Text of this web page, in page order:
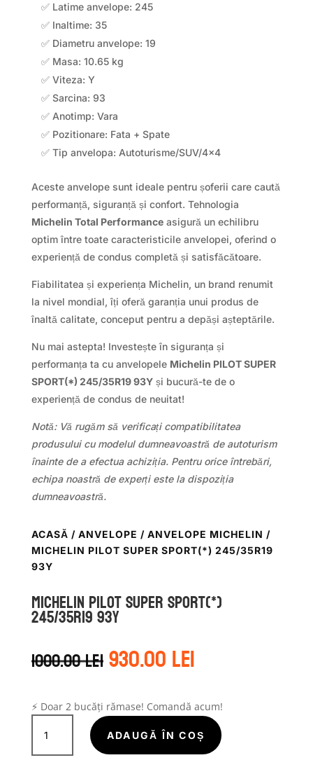
✅ Latime anvelope: 245
✅ Inaltime: 35
✅ Diametru anvelope: 19
✅ Masa: 10.65 kg
✅ Viteza: Y
✅ Sarcina: 93
✅ Anotimp: Vara
✅ Pozitionare: Fata + Spate
✅ Tip anvelopa: Autoturisme/SUV/4×4
Aceste anvelope sunt ideale pentru șoferii care caută
performanță, siguranță și confort. Tehnologia
Michelin Total Performanceasigură un echilibru
optim între toate caracteristicile anvelopei, oferind o
experiență de condus completă și satisfăcătoare.
Fiabilitatea și experiența Michelin, un brand renumit
la nivel mondial, îți oferă garanția unui produs de
înaltă calitate, conceput pentru a depăși așteptările.
Nu mai astepta! Investește în siguranța și
performanța ta cu anvelopele Michelin PILOT SUPER
SPORT(*) 245/35R19 93Yși bucură-te de o
experiență de condus de neuitat!
Notă: Vă rugăm să verificați compatibilitatea
produsului cu modelul dumneavoastră de autoturism
înainte de a efectua achiziția. Pentru orice întrebări,
echipa noastră de experți este la dispoziția
dumneavoastră.
ACASĂ / ANVELOPE / ANVELOPE MICHELIN /
MICHELIN PILOT SUPER SPORT(*) 245/35R19
93Y
Michelin PILOT SUPER SPORT(*)
245/35R19 93Y
1000.00leiPrețul
inițial
fost:
1000.00 lei.
930.00leiPrețul
curent
930.00 lei.
⚡ Doar 2 bucăți rămase! Comandă acum!
Cantitate
Michelin
PILOT
ADAUGĂ ÎN COȘ